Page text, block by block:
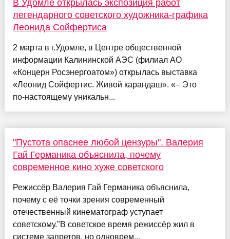
В Удомле открылась экспозиция работ
легендарного советского художника-графика
Леонида Сойфертиса
2 марта в г.Удомле, в Центре общественной
информации Калининской АЭС (филиал АО
«Концерн Росэнергоатом») открылась выставка
«Леонид Сойфертис. Живой карандаш». «– Это
по‑настоящему уникальн...
"Пустота опаснее любой цензуры". Валерия
Гай Германика объяснила, почему
современное кино хуже советского
Режиссёр Валерия Гай Германика объяснила,
почему с её точки зрения современный
отечественный кинематограф уступает
советскому."В советское время режиссёр жил в
системе запретов, но одноврем...